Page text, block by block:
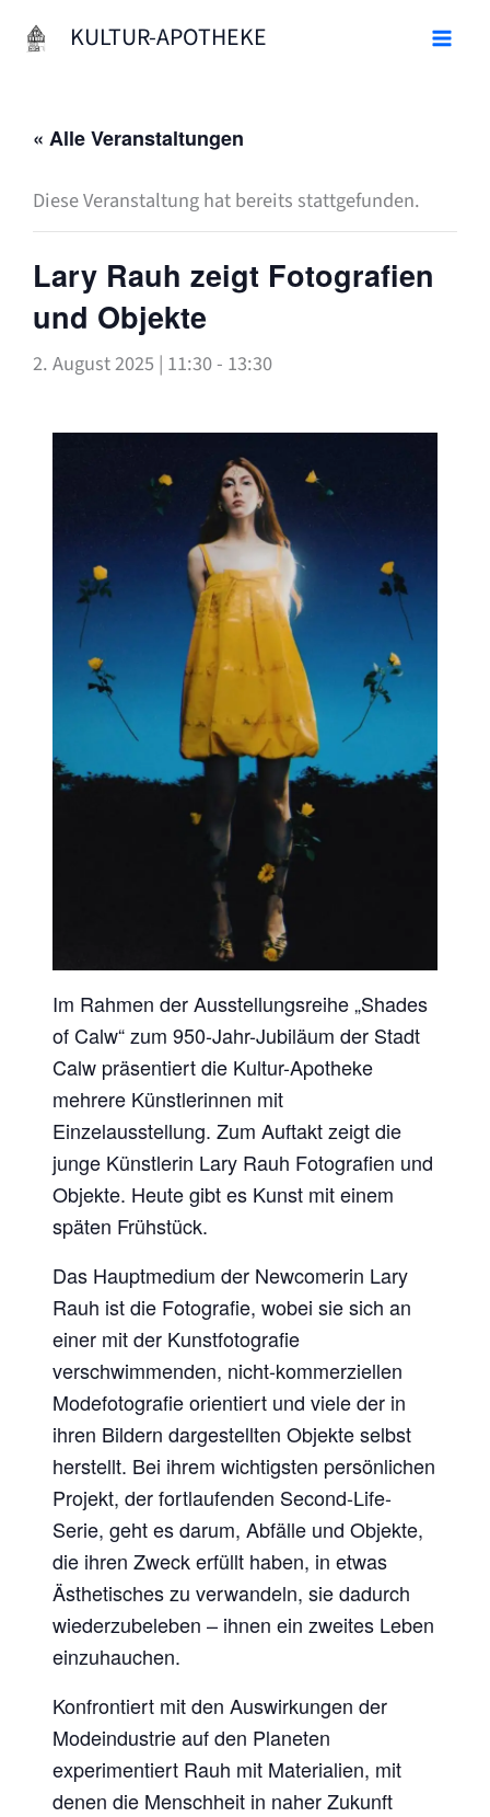
Inhalt
KULTUR-APOTHEKE
« Alle Veranstaltungen
Diese Veranstaltung hat bereits stattgefunden.
Lary Rauh zeigt Fotografien
und Objekte
2. August 2025 | 11:30- 13:30
Im Rahmen der Ausstellungsreihe „Shades
of Calw“ zum 950-Jahr-Jubiläum der Stadt
Calw präsentiert die Kultur-Apotheke
mehrere Künstlerinnen mit
Einzelausstellung. Zum Auftakt zeigt die
junge Künstlerin Lary Rauh Fotografien und
Objekte. Heute gibt es Kunst mit einem
späten Frühstück.
Das Hauptmedium der Newcomerin Lary
Rauh ist die Fotografie, wobei sie sich an
einer mit der Kunstfotografie
verschwimmenden, nicht-kommerziellen
Modefotografie orientiert und viele der in
ihren Bildern dargestellten Objekte selbst
herstellt. Bei ihrem wichtigsten persönlichen
Projekt, der fortlaufenden Second-Life-
Serie, geht es darum, Abfälle und Objekte,
die ihren Zweck erfüllt haben, in etwas
Ästhetisches zu verwandeln, sie dadurch
wiederzubeleben – ihnen ein zweites Leben
einzuhauchen.
Konfrontiert mit den Auswirkungen der
Modeindustrie auf den Planeten
experimentiert Rauh mit Materialien, mit
denen die Menschheit in naher Zukunft